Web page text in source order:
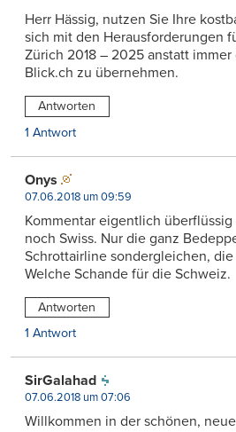
Herr Hässig, nutzen Sie Ihre
sich mit den Herausforderungen
Zürich 2018 – 2025 anstatt
Blick.ch zu übernehmen.
Antworten
1 Antwort
Onys
07.06.2018 um 09:59
Kommentar eigentlich
noch Swiss. Nur die ganz
Schrottairline sondergleichen,
Welche Schande für die Schweiz.
Antworten
1 Antwort
SirGalahad
07.06.2018 um 07:06
Willkommen in der schönen,